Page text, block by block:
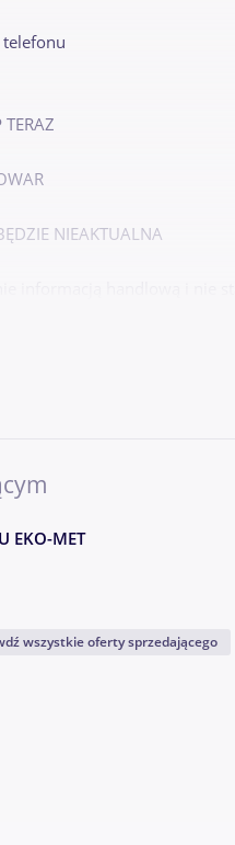
TERAZ
NIEAKTUALNA
EKO-MET
wszystkie oferty sprzedającego